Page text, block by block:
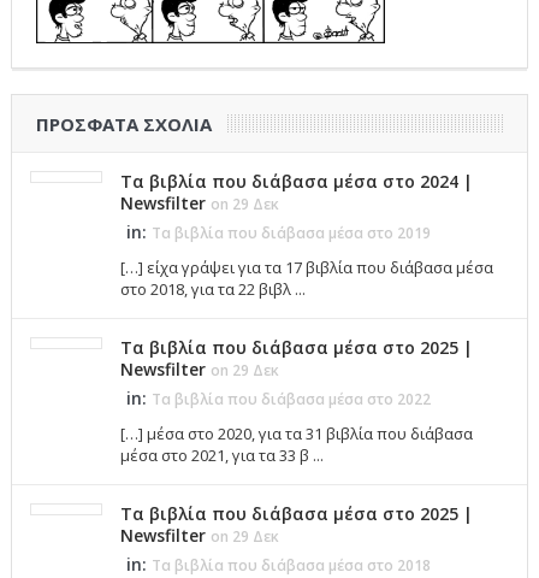
ΠΡΌΣΦΑΤΑ ΣΧΌΛΙΑ
Τα βιβλία που διάβασα μέσα στο 2024 |
Newsfilter on 29 Δεκ
in: Τα βιβλία που διάβασα μέσα στο 2019
[…] είχα γράψει για τα 17 βιβλία που διάβασα μέσα
στο 2018, για τα 22 βιβλ ...
Τα βιβλία που διάβασα μέσα στο 2025 |
Newsfilter on 29 Δεκ
in: Τα βιβλία που διάβασα μέσα στο 2022
[…] μέσα στο 2020, για τα 31 βιβλία που διάβασα
μέσα στο 2021, για τα 33 β ...
Τα βιβλία που διάβασα μέσα στο 2025 |
Newsfilter on 29 Δεκ
in: Τα βιβλία που διάβασα μέσα στο 2018